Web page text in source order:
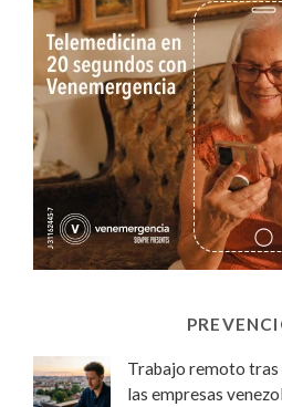
Trabajo remoto tras
las empresas